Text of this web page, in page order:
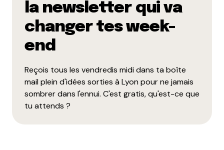
la newsletter qui va
changer tes week-
end
Reçois tous les vendredis midi dans ta boîte
mail plein d'idées sorties à Lyon pour ne jamais
sombrer dans l'ennui. C'est gratis, qu'est-ce que
tu attends ?